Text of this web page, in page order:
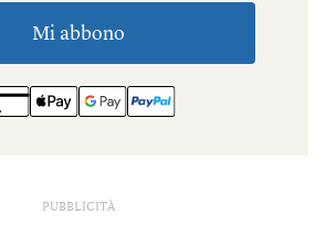
PUBBLICITÀ